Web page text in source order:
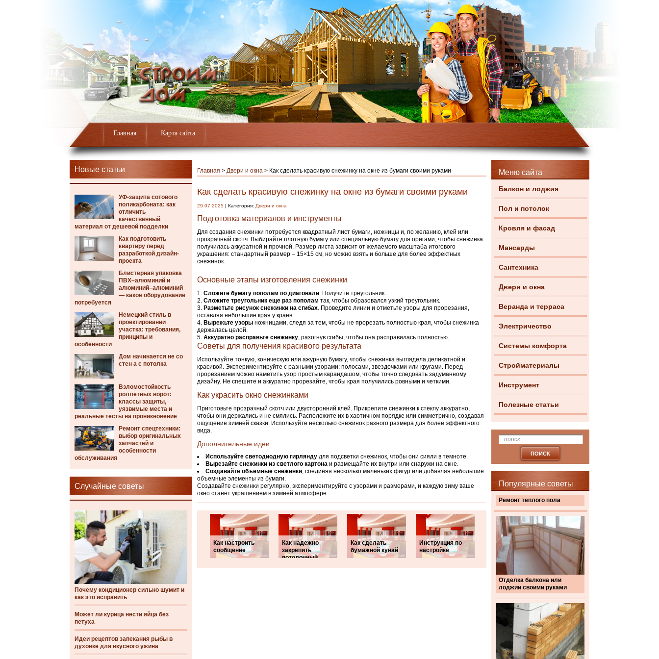
Главная Карта сайта
Новые статьи
УФ-защита сотового
поликарбоната: как
отличить
качественный
материал от дешевой подделки
Как подготовить
квартиру перед
разработкой дизайн-
проекта
Блистерная упаковка
ПВХ–алюминий и
алюминий–алюминий
— какое оборудование
потребуется
Немецкий стиль в
проектировании
участка: требования,
принципы и
особенности
Дом начинается не со
стен а с потолка
Взломостойкость
роллетных ворот:
классы защиты,
уязвимые места и
реальные тесты на проникновение
Ремонт спецтехники:
выбор оригинальных
запчастей и
особенности
обслуживания
Случайные советы
Почему кондиционер сильно шумит и
как это исправить
Может ли курица нести яйца без
петуха
Идеи рецептов запекания рыбы в
духовке для вкусного ужина
Меню сайта
Балкон и лоджия
Пол и потолок
Кровля и фасад
Мансарды
Сантехника
Двери и окна
Веранда и терраса
Электричество
Системы комфорта
Стройматериалы
Инструмент
Полезные статьи
Популярные советы
Ремонт теплого пола
Отделка балкона или
лоджии своими руками
Главная > Двери и окна > Как сделать красивую снежинку на окне из бумаги своими руками
Как сделать красивую снежинку на окне из бумаги своими руками
29.07.2025 | Категория: Двери и окна
Подготовка материалов и инструменты
Для создания снежинки потребуется квадратный лист бумаги, ножницы и, по желанию, клей или
прозрачный скотч. Выбирайте плотную бумагу или специальную бумагу для оригами, чтобы снежинка
получилась аккуратной и прочной. Размер листа зависит от желаемого масштаба итогового
украшения: стандартный размер – 15×15 см, но можно взять и больше для более эффектных
снежинок.
Основные этапы изготовления снежинки
Сложите бумагу пополам по диагонали. Получите треугольник.
Сложите треугольник еще раз пополам так, чтобы образовался узкий треугольник.
Разметьте рисунок снежинки на сгибах. Проведите линии и отметьте узоры для прорезания,
оставляя небольшие края у краев.
Вырежьте узоры ножницами, следя за тем, чтобы не прорезать полностью края, чтобы снежинка
держалась целой.
Аккуратно расправьте снежинку, разогнув сгибы, чтобы она расправилась полностью.
Советы для получения красивого результата
Используйте тонкую, коническую или ажурную бумагу, чтобы снежинка выглядела деликатной и
красивой. Экспериментируйте с разными узорами: полосами, звездочками или кругами. Перед
прорезанием можно наметить узор простым карандашом, чтобы точно следовать задуманному
дизайну. Не спешите и аккуратно прорезайте, чтобы края получились ровными и четкими.
Как украсить окно снежинками
Приготовьте прозрачный скотч или двусторонний клей. Прикрепите снежинки к стеклу аккуратно,
чтобы они держались и не смялись. Расположите их в хаотичном порядке или симметрично, создавая
ощущение зимней сказки. Используйте несколько снежинок разного размера для более эффектного
вида.
Дополнительные идеи
Используйте светодиодную гирлянду для подсветки снежинок, чтобы они сияли в темноте.
Вырезайте снежинки из светлого картона и размещайте их внутри или снаружи на окне.
Создавайте объемные снежинки, соединяя несколько маленьких фигур или добавляя небольшие
объемные элементы из бумаги.
Создавайте снежинки регулярно, экспериментируйте с узорами и размерами, и каждую зиму ваше
окно станет украшением в зимней атмосфере.
Как настроить
сообщение
Как надежно
закрепить
потолочный
Как сделать
бумажной кунай
Инструкция по
настройке